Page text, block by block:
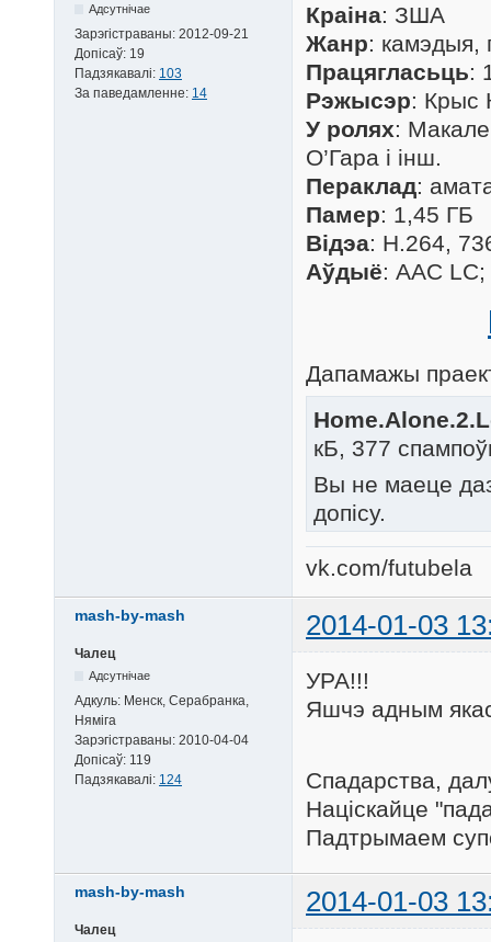
Адсутнічае
Зарэгістраваны: 2012-09-21
Допісаў: 19
Падзякавалі: 103
За паведамленне: 14
Краіна: ЗША
Жанр: камэдыя,
Працягласьць:
Рэжысэр: Крыс
У ролях:
О’Гара і інш.
Пераклад:
Памер: 1,45 ГБ
Відэа: H.264,
Аўдыё: AAC
Дапамажы
кБ, 377
Вы не маеце
допісу.
vk.com/futubela
mash-by-mash 2014-01-03
Чалец
Адсутнічае
Адкуль: Менск, Серабранка,
Няміга
Зарэгістраваны: 2010-04-04
Допісаў: 119
Падзякавалі: 124
УРА!!!
Яшчэ адным
Спадарства,
Націскайце
Падтрымаем
mash-by-mash 2014-01-03
Чалец